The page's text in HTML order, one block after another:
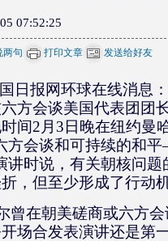
07:52:25
两句 打印文章 发送给好友
日报网环球在线消息
方会谈美国代表团团
间2月3日晚在纽约曼
方会谈和可持续的和
讲时说，有关朝核问
，但至少形成了行动
曾在朝美磋商或六方
场合发表演讲还是第